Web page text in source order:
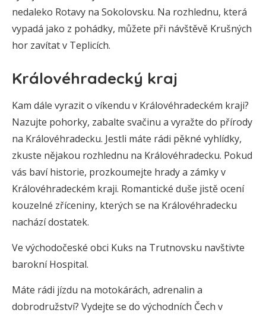
nedaleko Rotavy na Sokolovsku. Na rozhlednu, která
vypadá jako z pohádky, můžete při návštěvě Krušných
hor zavítat v Teplicích.
Královéhradecký kraj
Kam dále vyrazit o víkendu v Královéhradeckém kraji?
Nazujte pohorky, zabalte svačinu a vyražte do přírody
na Královéhradecku. Jestli máte rádi pěkné vyhlídky,
zkuste nějakou rozhlednu na Královéhradecku. Pokud
vás baví historie, prozkoumejte hrady a zámky v
Královéhradeckém kraji. Romantické duše jistě ocení
kouzelné zříceniny, kterých se na Královéhradecku
nachází dostatek.
Ve východočeské obci Kuks na Trutnovsku navštivte
barokní Hospital.
Máte rádi jízdu na motokárách, adrenalin a
dobrodružství? Vydejte se do východních Čech v